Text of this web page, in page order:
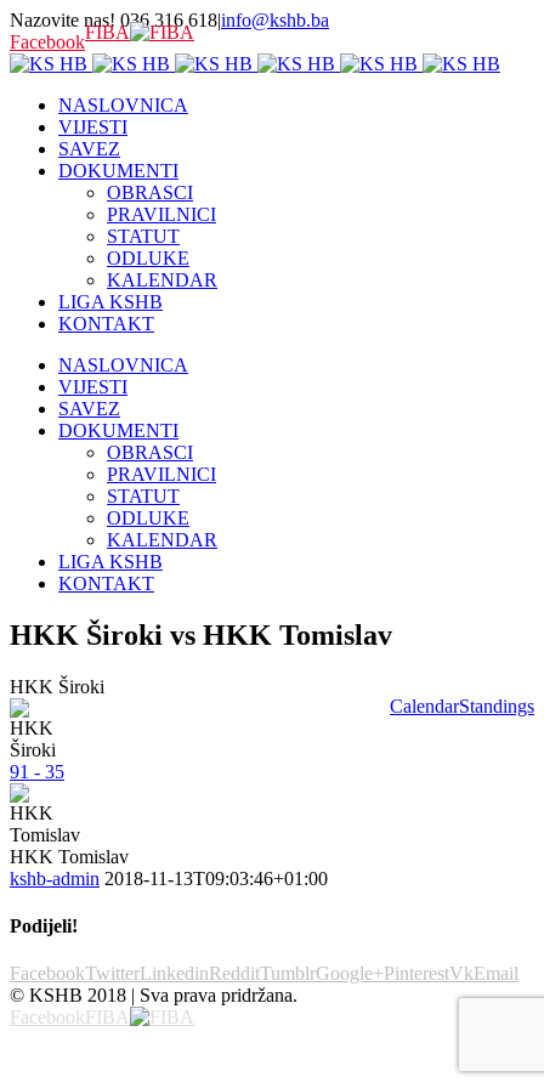
Nazovite nas! 036 316 618|info@kshb.ba
FacebookFIBA
NASLOVNICA
VIJESTI
SAVEZ
DOKUMENTI
OBRASCI
PRAVILNICI
STATUT
ODLUKE
KALENDAR
LIGA KSHB
KONTAKT
NASLOVNICA
VIJESTI
SAVEZ
DOKUMENTI
OBRASCI
PRAVILNICI
STATUT
ODLUKE
KALENDAR
LIGA KSHB
KONTAKT
HKK Široki vs HKK Tomislav
CalendarStandings
HKK Široki
91 - 35
HKK Tomislav
kshb-admin 2018-11-13T09:03:46+01:00
Podijeli!
FacebookTwitterLinkedinRedditTumblrGoogle+PinterestVkEmail
© KSHB 2018 | Sva prava pridržana.
FacebookFIBA